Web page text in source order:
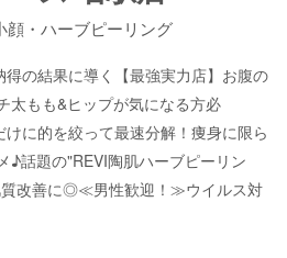
顔・ハーブピーリング
の結果に導く【最強実力店】お腹の
太もも&ヒップが気になる方必
に的を絞って最速分解！痩身に限ら
♪話題の"REVI陶肌ハーブピーリン
質改善に◎≪男性歓迎！≫ウイルス対